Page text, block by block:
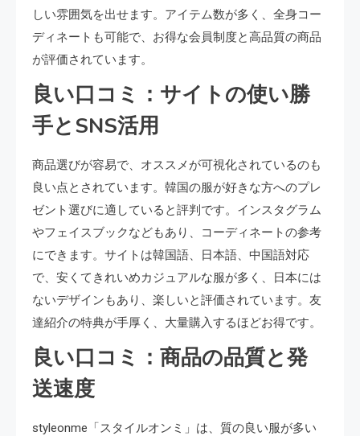
しい雰囲気を出せます。アイテム数が多く、全身コー
ディネートも可能で、お得な会員制度と高品質の商品
が評価されています。
良い口コミ：サイトの使い勝
手とSNS活用
商品選びが容易で、オススメが可視化されているのも
良い点とされています。韓国の服が好きな方へのプレ
ゼント選びに適していると評判です。インスタグラム
やフェイスブックなどもあり、コーディネートの参考
にできます。サイトは韓国語、日本語、中国語対応
で、安くてきれいめカジュアルな服が多く、日本には
ないデザインもあり、楽しいと評価されています。友
達紹介の特典が手厚く、大量購入するほどお得です。
良い口コミ：商品の品質と発
送速度
styleonme「スタイルオンミ」は、質の良い服が多い